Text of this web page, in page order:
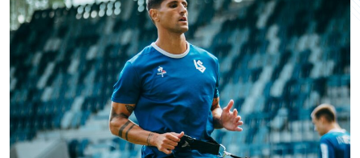
RESTAURATION
CLUB
CONTACT